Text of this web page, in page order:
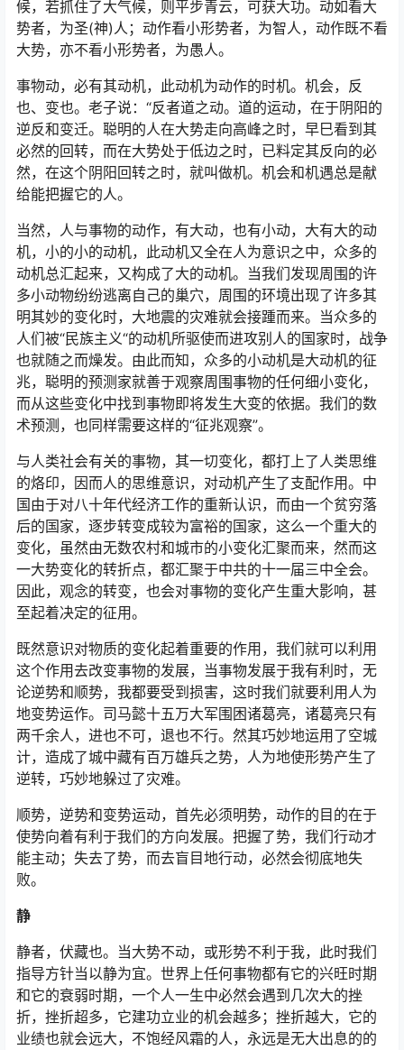
候，若抓住了大气候，则平步青云，可获大功。动如看大
势者，为圣(神)人；动作看小形势者，为智人，动作既不看
大势，亦不看小形势者，为愚人。
事物动，必有其动机，此动机为动作的时机。机会，反
也、变也。老子说：“反者道之动。道的运动，在于阴阳的
逆反和变迁。聪明的人在大势走向高峰之时，早巳看到其
必然的回转，而在大势处于低边之时，已料定其反向的必
然，在这个阴阳回转之时，就叫做机。机会和机遇总是献
给能把握它的人。
当然，人与事物的动作，有大动，也有小动，大有大的动
机，小的小的动机，此动机又全在人为意识之中，众多的
动机总汇起来，又构成了大的动机。当我们发现周围的许
多小动物纷纷逃离自己的巢穴，周围的环境出现了许多其
明其妙的变化时，大地震的灾难就会接踵而来。当众多的
人们被“民族主义“的动机所驱使而进攻别人的国家时，战争
也就随之而燥发。由此而知，众多的小动机是大动机的征
兆，聪明的预测家就善于观察周围事物的任何细小变化，
而从这些变化中找到事物即将发生大变的依据。我们的数
术预测，也同样需要这样的“征兆观察”。
与人类社会有关的事物，其一切变化，都打上了人类思维
的烙印，因而人的思维意识，对动机产生了支配作用。中
国由于对八十年代经济工作的重新认识，而由一个贫穷落
后的国家，逐步转变成较为富裕的国家，这么一个重大的
变化，虽然由无数农村和城市的小变化汇聚而来，然而这
一大势变化的转折点，都汇聚于中共的十一届三中全会。
因此，观念的转变，也会对事物的变化产生重大影响，甚
至起着决定的征用。
既然意识对物质的变化起着重要的作用，我们就可以利用
这个作用去改变事物的发展，当事物发展于我有利时，无
论逆势和顺势，我都要受到损害，这时我们就要利用人为
地变势运作。司马懿十五万大军围困诸葛亮，诸葛亮只有
两千余人，进也不可，退也不行。然其巧妙地运用了空城
计，造成了城中藏有百万雄兵之势，人为地使形势产生了
逆转，巧妙地躲过了灾难。
顺势，逆势和变势运动，首先必须明势，动作的目的在于
使势向着有利于我们的方向发展。把握了势，我们行动才
能主动；失去了势，而去盲目地行动，必然会彻底地失
败。
静
静者，伏藏也。当大势不动，或形势不利于我，此时我们
指导方针当以静为宜。世界上任何事物都有它的兴旺时期
和它的衰弱时期，一个人一生中必然会遇到几次大的挫
折，挫折超多，它建功立业的机会越多；挫折越大，它的
业绩也就会远大，不饱经风霜的人，永远是无大出息的的